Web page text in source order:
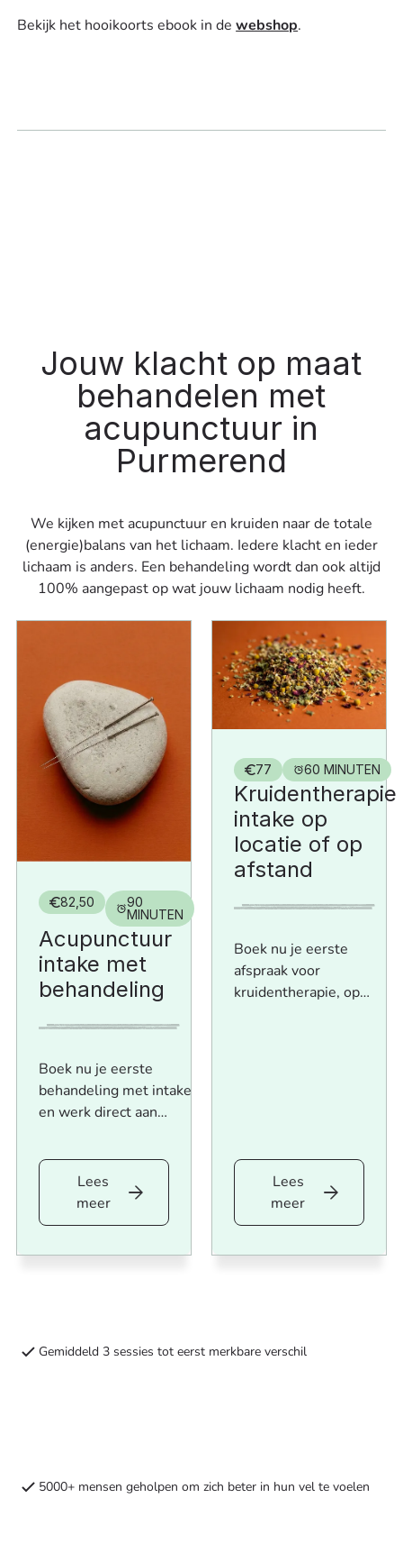
Bekijk het hooikoorts ebook in dewebshop.
Jouw klacht op maat
behandelen met
acupunctuur in
Purmerend
We kijken met acupunctuur en kruiden naar de totale
(energie)balans van het lichaam. Iedere klacht en ieder
lichaam is anders. Een behandeling wordt dan ook altijd
100% aangepast op wat jouw lichaam nodig heeft.
82,50
90
MINUTEN
Acupunctuur
intake met
behandeling
Boek nu je eerste
behandeling met intake
en werk direct aan
gezondheid.
Lees
Lees
meer
77 60 MINUTEN
Kruidentherapie
intake op
locatie of op
afstand
Boek nu je eerste
afspraak voor
kruidentherapie, op
Lees
Lees
meer
of
Gemiddeld 3 sessies tot eerst merkbare verschil
5000+ mensen geholpen om zich beter in hun vel te voelen